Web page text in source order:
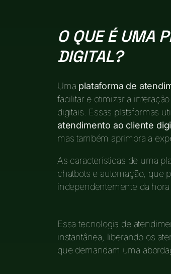
O QUE É UMA
DIGITAL?
Uma plataforma de
facilitar e otimizar a
digitais. Essas plataformas
atendimento ao cliente
mas também aprimora a
As características de uma
chatbots e automação, que
independentemente da
Essa tecnologia de
instantânea, liberando os
que demandam uma